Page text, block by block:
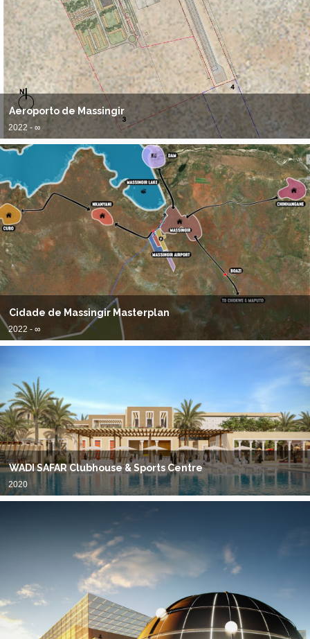
Aeroporto de Massingir
2022 - ∞
Cidade de Massingir Masterplan
2022 - ∞
WADI SAFAR Clubhouse & Sports Centre
2020